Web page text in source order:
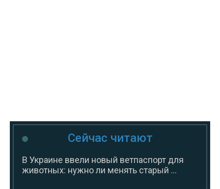
Сейчас читают
В Украине ввели новый ветпаспорт для
животных: нужно ли менять старый ...